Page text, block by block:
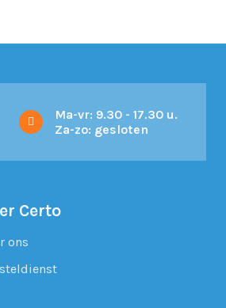
Ma-vr: 9.30 - 17.30 u.
Za-zo: gesloten
Certo
ons